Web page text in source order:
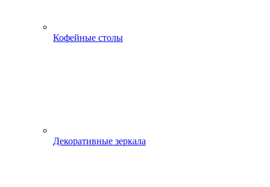
Кофейные столы
Декоративные зеркала